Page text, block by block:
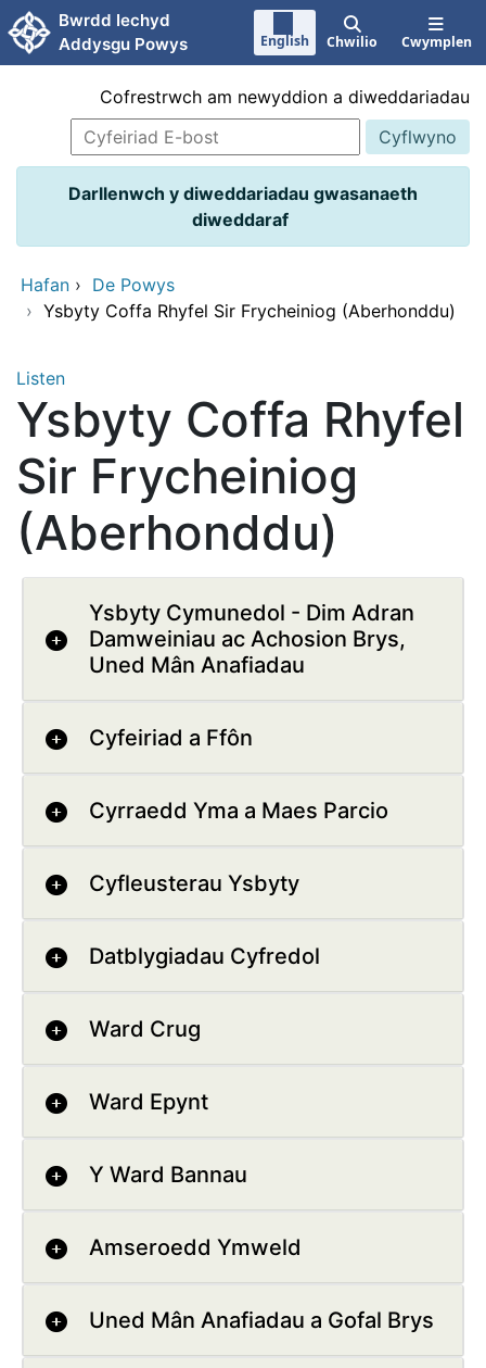
Neidio i'r prif gynnwy
Bwrdd Iechyd
Addysgu Powys
English Chwilio Cwymplen
Cofrestrwch am newyddion a diweddariadau
Darllenwch y diweddariadau gwasanaeth
diweddaraf
Hafan › De Powys
› Ysbyty Coffa Rhyfel Sir Frycheiniog (Aberhonddu)
Listen
Ysbyty Coffa Rhyfel
Sir Frycheiniog
(Aberhonddu)
Ysbyty Cymunedol - Dim Adran
Damweiniau ac Achosion Brys,
Uned Mân Anafiadau
Cyfeiriad a Ffôn
Cyrraedd Yma a Maes Parcio
Cyfleusterau Ysbyty
Datblygiadau Cyfredol
Ward Crug
Ward Epynt
Y Ward Bannau
Amseroedd Ymweld
Uned Mân Anafiadau a Gofal Brys